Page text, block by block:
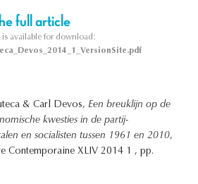
full article
is available for download:
& Carl Devos, Een breuklijn op de
kwesties in de partij-
en socialisten tussen 1961 en 2010,
Contemporaine XLIV 2014 1 , pp.